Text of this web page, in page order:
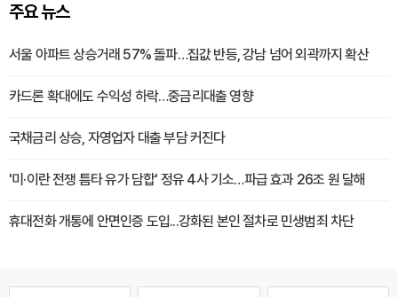
주요 뉴스
서울 아파트 상승거래 57% 돌파…집값 반등, 강남 넘어 외곽까지 확산
카드론 확대에도 수익성 하락…중금리대출 영향
국채금리 상승, 자영업자 대출 부담 커진다
'미·이란 전쟁 틈타 유가 담합' 정유 4사 기소…파급 효과 26조 원 달해
휴대전화 개통에 안면인증 도입...강화된 본인 절차로 민생범죄 차단